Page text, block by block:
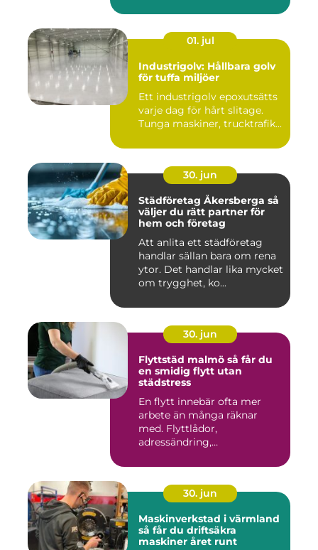
01. jul
Industrigolv: Hållbara golv
för tuffa miljöer
Ett industrigolv epoxutsätts
varje dag för hårt slitage.
Tunga maskiner, trucktrafik...
30. jun
Städföretag Åkersberga så
väljer du rätt partner för
hem och företag
Att anlita ett städföretag
handlar sällan bara om rena
ytor. Det handlar lika mycket
om trygghet, ko...
30. jun
Flyttstäd malmö så får du
en smidig flytt utan
städstress
En flytt innebär ofta mer
arbete än många räknar
med. Flyttlådor,
adressändring,
30. jun
Maskinverkstad i värmland
så får du driftsäkra
maskiner året runt